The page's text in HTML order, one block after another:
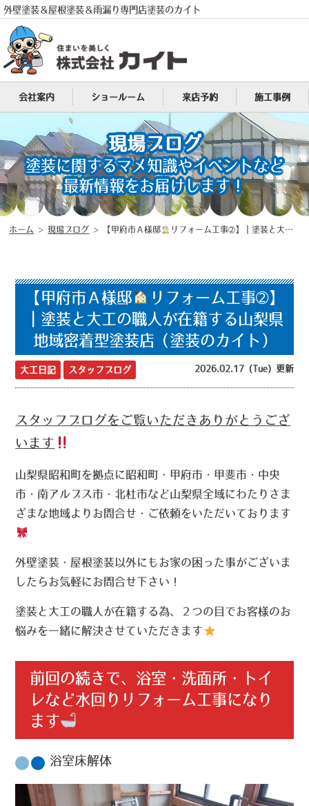
外壁塗装＆屋根塗装＆雨漏り専門店塗装のカイト
電話 MENU
会社案内 ショールーム 来店予約 施工事例
現場ブログ
塗装に関するマメ知識やイベントなど
最新情報をお届けします！
ホーム >現場ブログ > 【甲府市Ａ様邸 リフォーム工事➁】｜塗装と大工の職人が在籍する山梨県地域密着型塗装店（塗装のカイト）
【甲府市Ａ様邸
リフォーム工事➁】
｜塗装と大工の職人が在籍する山梨県
地域密着型塗装店（塗装のカイト）
大工日記 スタッフブログ 2026.02.17 (Tue) 更新
スタッフブログをご覧いただきありがとうござ
います
山梨県昭和町を拠点に昭和町・甲府市・甲斐市・中央
市・南アルプス市・北杜市など山梨県全域にわたりさま
ざまな地域よりお問合せ・ご依頼をいただいております
外壁塗装・屋根塗装以外にもお家の困った事がございま
したらお気軽にお問合せ下さい！
塗装と大工の職人が在籍する為、２つの目でお客様のお
悩みを一緒に解決させていただきます
前回の続きで、浴室・洗面所・トイ
レなど水回りリフォーム工事になり
ます
浴室床解体